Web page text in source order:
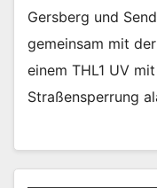
Gersberg und
gemeinsam mit
einem THL1 UV
Straßensperrung